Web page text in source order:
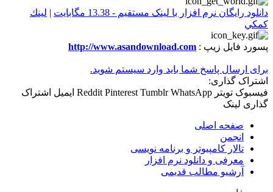
دانلود رایگان نرم افزار با لینک مستقیم - 13.38 مگابایت | لينك
كمكي
پسورد فايل زيپ : http://www.asandownload.com
برای ارسال پاسخ شما باید وارد سیستم شوید.
اشتراک گذاری:
فیسبوک تویتر Reddit Pinterest Tumblr WhatsApp ایمیل اشتراک
گذاری لینک
صفحه اصلی
انجمن
تالار كامپيوتر و برنامه نویسی
معرفی و دانلود نرم افزار
آرشیو مطالب قدیمی